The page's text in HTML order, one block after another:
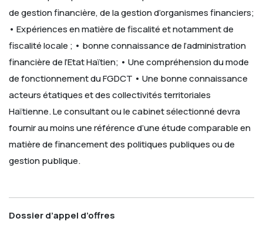
de gestion financière, de la gestion d’organismes financiers;
• Expériences en matière de fiscalité et notamment de
fiscalité locale ; • bonne connaissance de l’administration
financière de l’Etat Haïtien; • Une compréhension du mode
de fonctionnement du FGDCT • Une bonne connaissance
acteurs étatiques et des collectivités territoriales
Haïtienne.Le consultant ou le cabinet sélectionné devra
fournir au moins une référence d’une étude comparable en
matière de financement des politiques publiques ou de
gestion publique.
Dossier d’appel d’offres